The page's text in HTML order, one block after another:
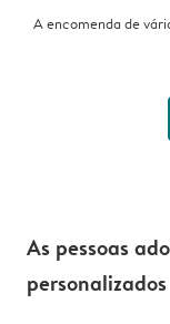
A encomenda de
As pessoas
personalizados